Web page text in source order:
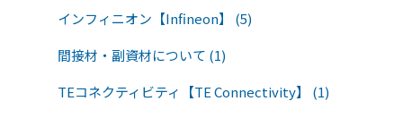
インフィニオン【Infineon】 (5)
間接材・副資材について (1)
TEコネクティビティ【TE Connectivity】 (1)